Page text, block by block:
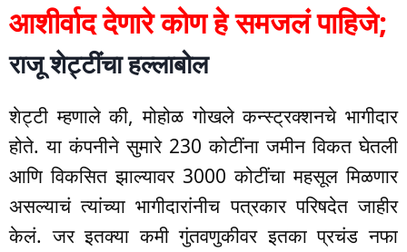
आशीर्वाद देणारे कोण हे समजलं पाहिजे;
राजू शेट्टींचा हल्लाबोल
शेट्टी म्हणाले की, मोहोळ गोखले कन्स्ट्रक्शनचे भागीदार
होते. या कंपनीने सुमारे 230 कोटींना जमीन विकत घेतली
आणि विकसित झाल्यावर 3000 कोटींचा महसूल मिळणार
असल्याचं त्यांच्या भागीदारांनीच पत्रकार परिषदेत जाहीर
केलं. जर इतक्या कमी गुंतवणुकीवर इतका प्रचंड नफा